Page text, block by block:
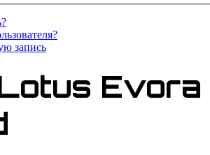
запись
Evora